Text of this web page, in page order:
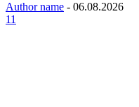
Author name - 06.08.2026
11